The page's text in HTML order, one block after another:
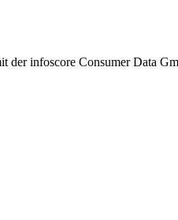
der infoscore Consumer Data